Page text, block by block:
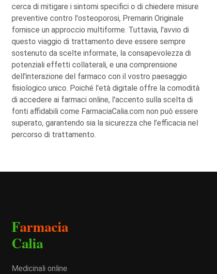
cerca di mitigare i sintomi specifici o di chiedere misure
preventive contro l'osteoporosi, Premarin Originale
fornisce un approccio multiforme. Tuttavia, l'avvio di
questo viaggio di trattamento deve essere sempre
sostenuto da scelte informate, la consapevolezza di
potenziali effetti collaterali, e una comprensione
dell'interazione del farmaco con il vostro paesaggio
fisiologico unico. Poiché l'età digitale offre la comodità
di accedere ai farmaci online, l'accento sulla scelta di
fonti affidabili come FarmaciaCalia.com non può essere
superato, garantendo sia la sicurezza che l'efficacia nel
percorso di trattamento.
Farmacia
Calia
Medicinali online